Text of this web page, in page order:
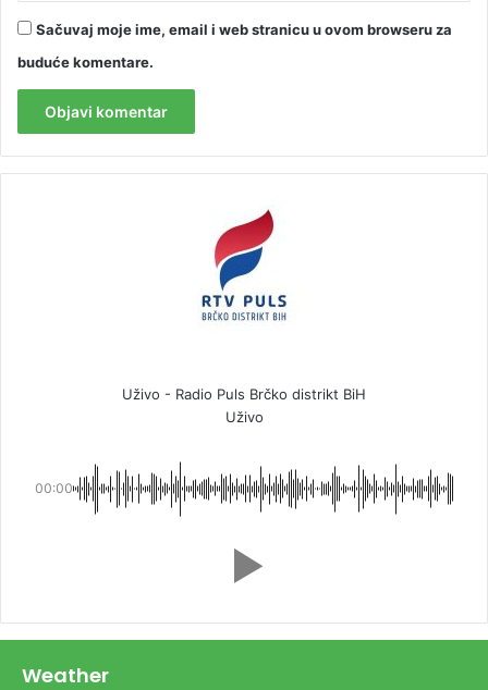
Sačuvaj moje ime, email i web stranicu u ovom browseru za
buduće komentare.
Uživo - Radio Puls Brčko distrikt BiH
Uživo
00:00
Weather